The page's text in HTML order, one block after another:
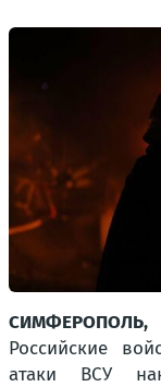
Российские
атаки ВСУ